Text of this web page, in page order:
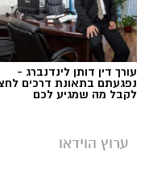
הכריזמתי שסוחף
בקרוב, יעשו איתו
את הלילות. הרב
עורך דין דותן לינדנברג -
נפגעתם בתאונת דרכים
לקבל מה שמגיע לכם
ערוץ הוידאו